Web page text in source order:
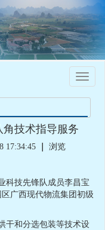
Toggle
技术指导服务
17:34:45
浏览
科技先锋队成员李昌宝
广西现代物流集团初级
干和分选包装等技术设